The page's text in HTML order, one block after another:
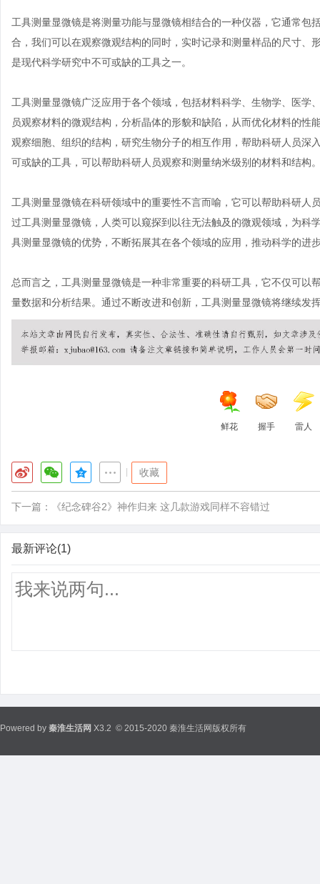
工具测量显微镜是将测量功能与显微镜相结合的一种仪器，它通常
合，我们可以在观察微观结构的同时，实时记录和测量样品的尺寸、
是现代科学研究中不可或缺的工具之一。
工具测量显微镜广泛应用于各个领域，包括材料科学、生物学、医
员观察材料的微观结构，分析晶体的形貌和缺陷，从而优化材料的
观察细胞、组织的结构，研究生物分子的相互作用，帮助科研人员深
可或缺的工具，可以帮助科研人员观察和测量纳米级别的材料和结构
工具测量显微镜在科研领域中的重要性不言而喻，它可以帮助科研
过工具测量显微镜，人类可以窥探到以往无法触及的微观领域，为科
具测量显微镜的优势，不断拓展其在各个领域的应用，推动科学的进
总而言之，工具测量显微镜是一种非常重要的科研工具，它不仅可
量数据和分析结果。通过不断改进和创新，工具测量显微镜将继续发
鲜花 握手 雷人
收藏
下一篇： 《纪念碑谷2》神作归来 这几款游戏同样不容错过
最新评论(1)
Powered by 秦淮生活网 X3.2 © 2015-2020 秦淮生活网版权所有